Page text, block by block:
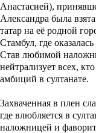
Анастасией),
Александра была
татар на её родной
Стамбул, где
Став любимой
нейтрализует всех,
амбиций в султанате.
Захваченная в плен
где влюбляется в
наложницей и